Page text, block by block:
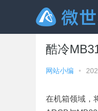
微世界» 科技
酷冷
网站小编 •
在机箱领域，